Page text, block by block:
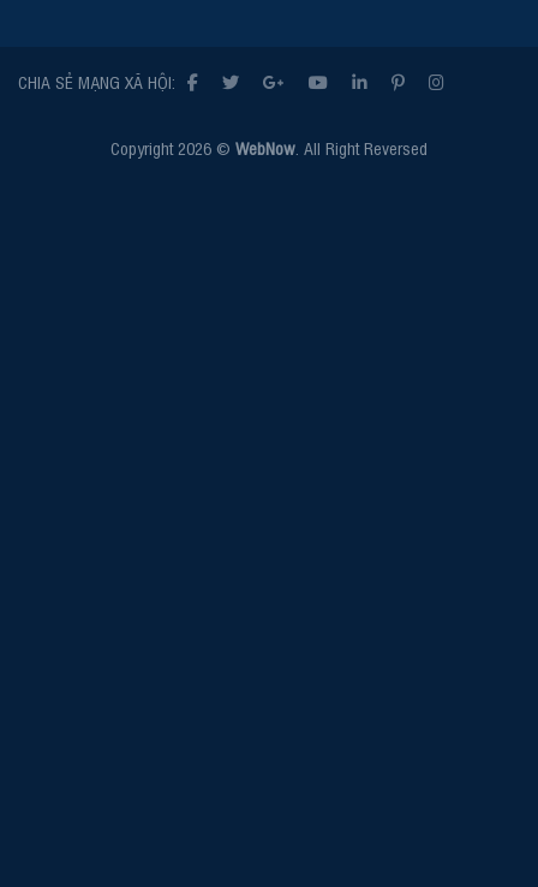
CHIA SẺ MẠNG XÃ HỘI:
Copyright 2026 © WebNow . All Right Reversed